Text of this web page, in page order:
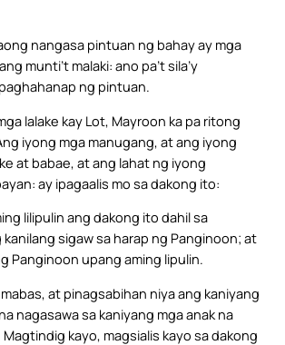
nangasa pintuan ng bahay ay mga
munti’t malaki: ano pa’t sila’y
ng pintuan.
lalake kay Lot, Mayroon ka pa ritong
iyong mga manugang, at ang iyong
at babae, at ang lahat ng iyong
ay ipagaalis mo sa dakong ito:
lilipulin ang dakong ito dahil sa
kanilang sigaw sa harap ng Panginoon; at
Panginoon upang aming lipulin.
at pinagsabihan niya ang kaniyang
nagasawa sa kaniyang mga anak na
kayo, magsialis kayo sa dakong